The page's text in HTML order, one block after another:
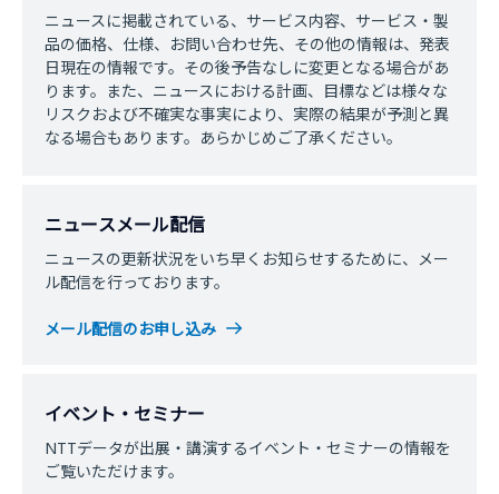
ニュースに掲載されている、サービス内容、サービス・製
品の価格、仕様、お問い合わせ先、その他の情報は、発表
日現在の情報です。その後予告なしに変更となる場合があ
ります。また、ニュースにおける計画、目標などは様々な
リスクおよび不確実な事実により、実際の結果が予測と異
なる場合もあります。あらかじめご了承ください。
ニュースメール配信
ニュースの更新状況をいち早くお知らせするために、メー
ル配信を行っております。
メール配信のお申し込み
イベント・セミナー
NTTデータが出展・講演するイベント・セミナーの情報を
ご覧いただけます。